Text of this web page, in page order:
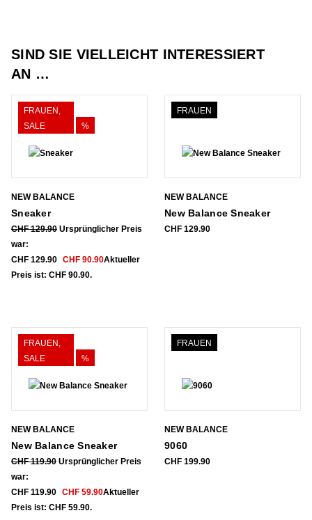
SIND SIE VIELLEICHT INTERESSIERT
AN …
FRAUEN,
SALE
%
NEW BALANCE
Sneaker
CHF129.90 Ursprünglicher Preis
war:
CHF 129.90 CHF 90.90Aktueller
Preis ist: CHF 90.90.
FRAUEN
NEW BALANCE
New Balance Sneaker
CHF 129.90
FRAUEN,
SALE
%
NEW BALANCE
New Balance Sneaker
CHF119.90 Ursprünglicher Preis
war:
CHF 119.90 CHF 59.90Aktueller
Preis ist: CHF 59.90.
FRAUEN
NEW BALANCE
9060
CHF 199.90